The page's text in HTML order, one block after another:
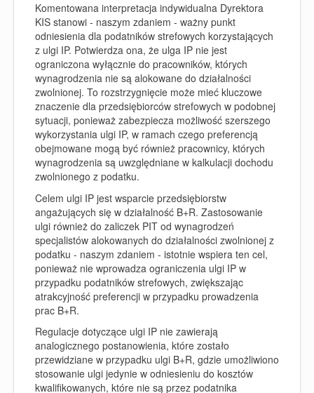
Komentowana interpretacja indywidualna Dyrektora
KIS stanowi - naszym zdaniem - ważny punkt
odniesienia dla podatników strefowych korzystających
z ulgi IP. Potwierdza ona, że ulga IP nie jest
ograniczona wyłącznie do pracowników, których
wynagrodzenia nie są alokowane do działalności
zwolnionej. To rozstrzygnięcie może mieć kluczowe
znaczenie dla przedsiębiorców strefowych w podobnej
sytuacji, ponieważ zabezpiecza możliwość szerszego
wykorzystania ulgi IP, w ramach czego preferencją
obejmowane mogą być również pracownicy, których
wynagrodzenia są uwzględniane w kalkulacji dochodu
zwolnionego z podatku.
Celem ulgi IP jest wsparcie przedsiębiorstw
angażujących się w działalność B+R. Zastosowanie
ulgi również do zaliczek PIT od wynagrodzeń
specjalistów alokowanych do działalności zwolnionej z
podatku - naszym zdaniem - istotnie wspiera ten cel,
ponieważ nie wprowadza ograniczenia ulgi IP w
przypadku podatników strefowych, zwiększając
atrakcyjność preferencji w przypadku prowadzenia
prac B+R.
Regulacje dotyczące ulgi IP nie zawierają
analogicznego postanowienia, które zostało
przewidziane w przypadku ulgi B+R, gdzie umożliwiono
stosowanie ulgi jedynie w odniesieniu do kosztów
kwalifikowanych, które nie są przez podatnika